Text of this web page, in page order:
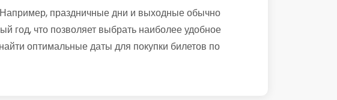
Например, праздничные дни и выходные обычно
год, что позволяет выбрать наиболее удобное
оптимальные даты для покупки билетов по